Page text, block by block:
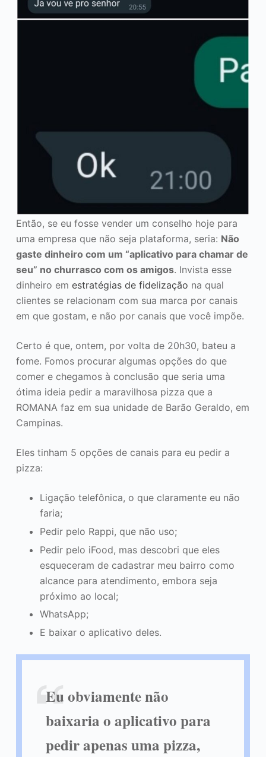
Então, se eu fosse vender um conselho hoje para
uma empresa que não seja plataforma, seria: Não
gaste dinheiro com um “aplicativo para chamar de
seu” no churrasco com os amigos. Invista esse
dinheiro em estratégias de fidelização na qual
clientes se relacionam com sua marca por canais
em que gostam, e não por canais que você impõe.
Certo é que, ontem, por volta de 20h30, bateu a
fome. Fomos procurar algumas opções do que
comer e chegamos à conclusão que seria uma
ótima ideia pedir a maravilhosa pizza que a
ROMANA faz em sua unidade de Barão Geraldo, em
Campinas.
Eles tinham 5 opções de canais para eu pedir a
pizza:
Ligação telefônica, o que claramente eu não
faria;
Pedir pelo Rappi, que não uso;
Pedir pelo iFood, mas descobri que eles
esqueceram de cadastrar meu bairro como
alcance para atendimento, embora seja
próximo ao local;
WhatsApp;
E baixar o aplicativo deles.
Eu obviamente não
baixaria o aplicativo para
pedir apenas uma pizza,